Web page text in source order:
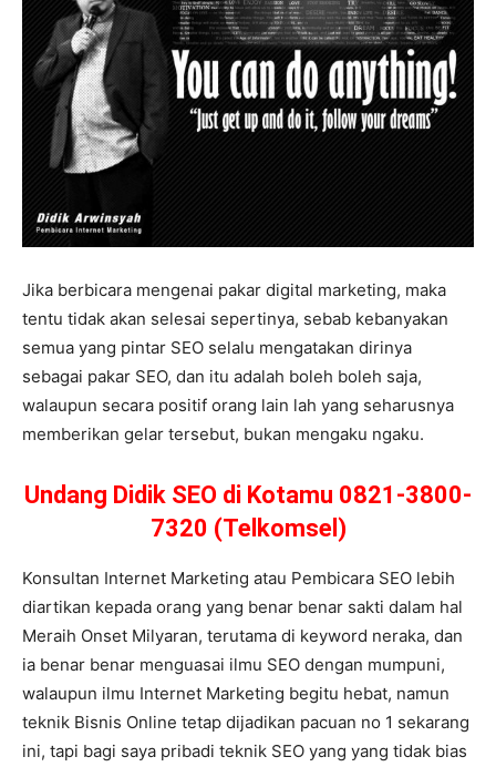
Jika berbicara mengenai pakar digital marketing, maka
tentu tidak akan selesai sepertinya, sebab kebanyakan
semua yang pintar SEO selalu mengatakan dirinya
sebagai pakar SEO, dan itu adalah boleh boleh saja,
walaupun secara positif orang lain lah yang seharusnya
memberikan gelar tersebut, bukan mengaku ngaku.
Undang Didik SEO di Kotamu 0821-3800-
7320 (Telkomsel)
Konsultan Internet Marketing atau Pembicara SEO lebih
diartikan kepada orang yang benar benar sakti dalam hal
Meraih Onset Milyaran, terutama di keyword neraka, dan
ia benar benar menguasai ilmu SEO dengan mumpuni,
walaupun ilmu Internet Marketing begitu hebat, namun
teknik Bisnis Online tetap dijadikan pacuan no 1 sekarang
ini, tapi bagi saya pribadi teknik SEO yang yang tidak bias